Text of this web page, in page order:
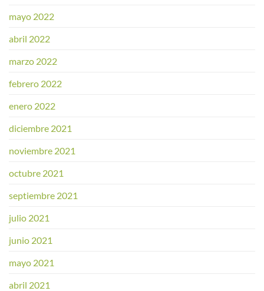
mayo 2022
abril 2022
marzo 2022
febrero 2022
enero 2022
diciembre 2021
noviembre 2021
octubre 2021
septiembre 2021
julio 2021
junio 2021
mayo 2021
abril 2021